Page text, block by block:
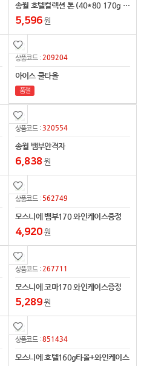
송월 호텔컬렉션 톤 (40*80 170g 코마사30수)
5,596원
상품코드 : 209204
아이스 쿨타올
품절
상품코드 : 320554
송월 뱀부얀격자
6,838원
상품코드 : 562749
모스니에 뱀부170 와인케이스증정
4,920원
상품코드 : 267711
모스니에 코마170 와인케이스증정
5,289원
상품코드 :851434
모스니에 호텔160g타올+와인케이스